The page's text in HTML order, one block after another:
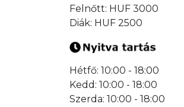
Felnőtt: HUF 3000
Diák: HUF 2500
Hétfő: 10:00 - 18:00
Kedd: 10:00 - 18:00
Szerda: 10:00 - 18:00